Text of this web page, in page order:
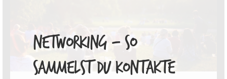
NETWORKING – SO
SAMMELST DU KONTAKTE